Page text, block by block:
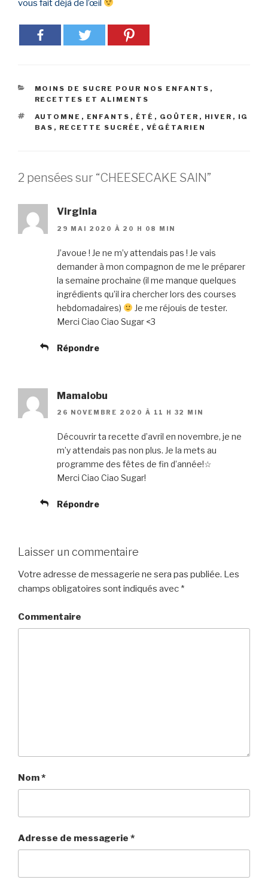
vous fait déjà de l’œil
CATÉGORIES
MOINS DE SUCRE POUR NOS ENFANTS ,
RECETTES ET ALIMENTS
ÉTIQUETTES
AUTOMNE , ENFANTS , ÉTÉ , GOÛTER , HIVER , IG
BAS , RECETTE SUCRÉE , VÉGÉTARIEN
2 pensées sur “CHEESECAKE SAIN”
Virginia
29 MAI 2020 À 20 H 08 MIN
J’avoue ! Je ne m’y attendais pas ! Je vais
demander à mon compagnon de me le préparer
la semaine prochaine (il me manque quelques
ingrédients qu’il ira chercher lors des courses
hebdomadaires)
Je me réjouis de tester.
Merci Ciao Ciao Sugar <3
Répondre
Mamalobu
26 NOVEMBRE 2020 À 11 H 32 MIN
Découvrir ta recette d’avril en novembre, je ne
m’y attendais pas non plus. Je la mets au
programme des fêtes de fin d’année!☆
Merci Ciao Ciao Sugar!
Répondre
Laisser un commentaire
Votre adresse de messagerie ne sera pas publiée. Les
champs obligatoires sont indiqués avec *
Commentaire
Nom*
Adresse de messagerie *